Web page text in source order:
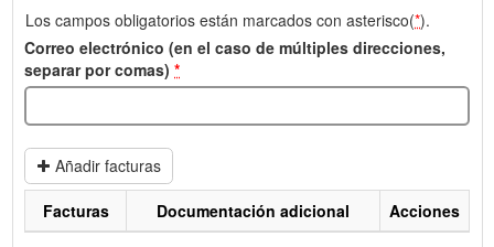
Los campos obligatorios están marcados con asterisco(*).
Correo electrónico (en el caso de múltiples direcciones,
separar por comas) *
Añadir facturas
Facturas Documentación adicional Acciones